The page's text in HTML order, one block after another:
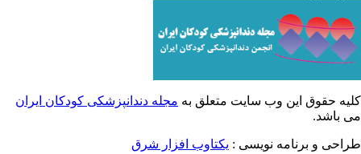
حقوق این وب سایت متعلق بهمجله دندانپزشکی کودکان ایران
باشد.
و برنامه نویسی : یکتاوب افزار شرق